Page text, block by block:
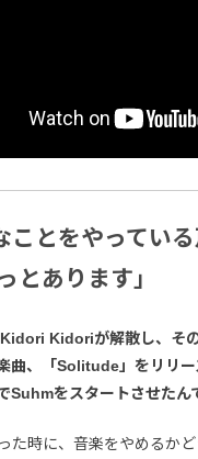
ことをやってい
とあります」
Kidoriが解散し、そ
曲、「Solitude」をリリ
Suhmをスタートさせたん
た時に、音楽をやめるか